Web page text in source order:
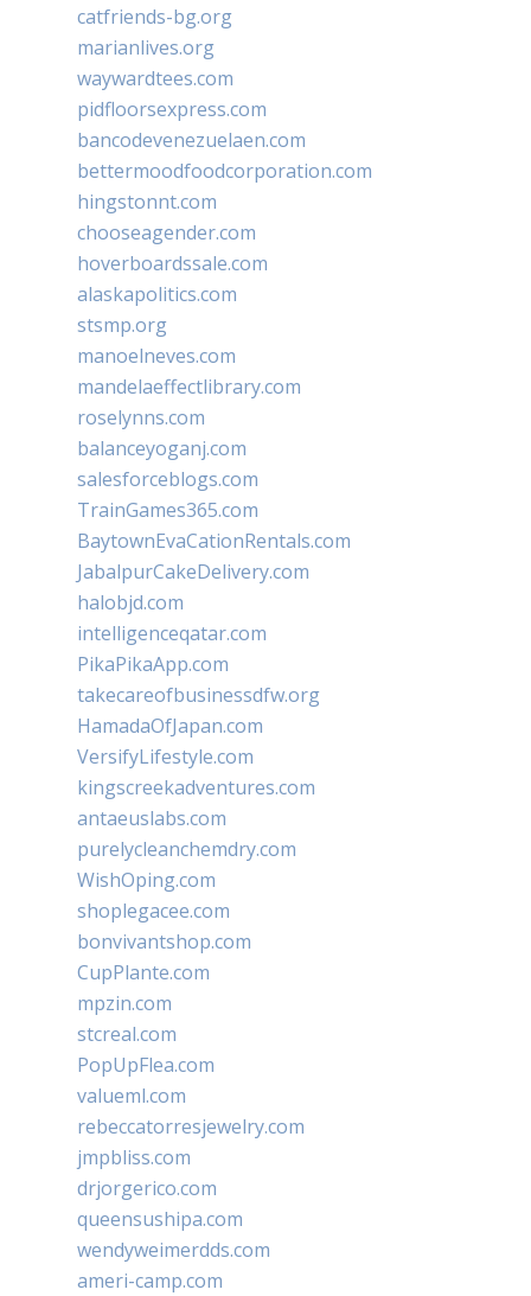
catfriends-bg.org
marianlives.org
waywardtees.com
pidfloorsexpress.com
bancodevenezuelaen.com
bettermoodfoodcorporation.com
hingstonnt.com
chooseagender.com
hoverboardssale.com
alaskapolitics.com
stsmp.org
manoelneves.com
mandelaeffectlibrary.com
roselynns.com
balanceyoganj.com
salesforceblogs.com
TrainGames365.com
BaytownEvaCationRentals.com
JabalpurCakeDelivery.com
halobjd.com
intelligenceqatar.com
PikaPikaApp.com
takecareofbusinessdfw.org
HamadaOfJapan.com
VersifyLifestyle.com
kingscreekadventures.com
antaeuslabs.com
purelycleanchemdry.com
WishOping.com
shoplegacee.com
bonvivantshop.com
CupPlante.com
mpzin.com
stcreal.com
PopUpFlea.com
valueml.com
rebeccatorresjewelry.com
jmpbliss.com
drjorgerico.com
queensushipa.com
wendyweimerdds.com
ameri-camp.com